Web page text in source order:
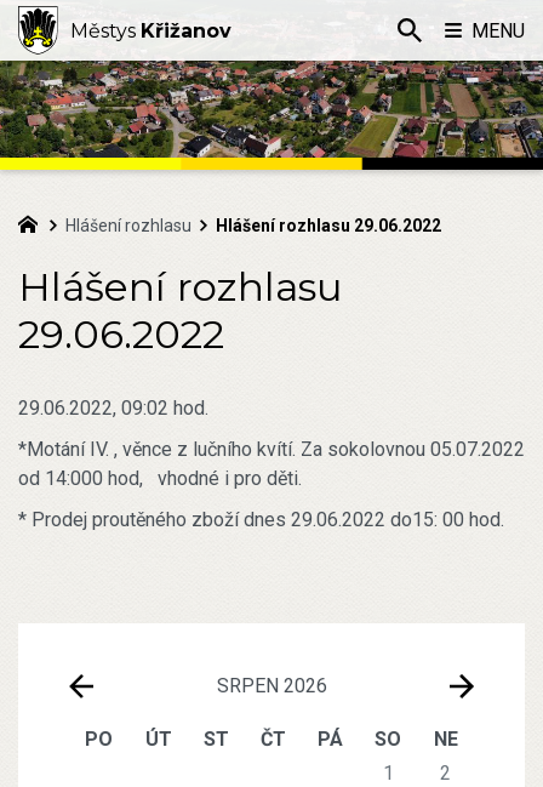
SRPEN 2026
PO ÚT ST ČT PÁ SO
NE
1
2
Hlášení rozhlasu Hlášení rozhlasu 29.06.2022
Hlášení rozhlasu
29.06.2022
29.06.2022, 09:02 hod.
*Motání IV. , věnce z lučního kvítí. Za sokolovnou 05.07.2022
od 14:000 hod, vhodné i pro děti.
* Prodej proutěného zboží dnes 29.06.2022 do15: 00 hod.
Městys Křižanov MENU